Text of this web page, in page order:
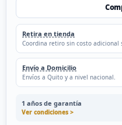
Retira en tienda
Coordina retiro sin costo adicional
Envío a Domicilio
Envíos a Quito y a nivel nacional.
1 años de garantía
Ver condiciones >